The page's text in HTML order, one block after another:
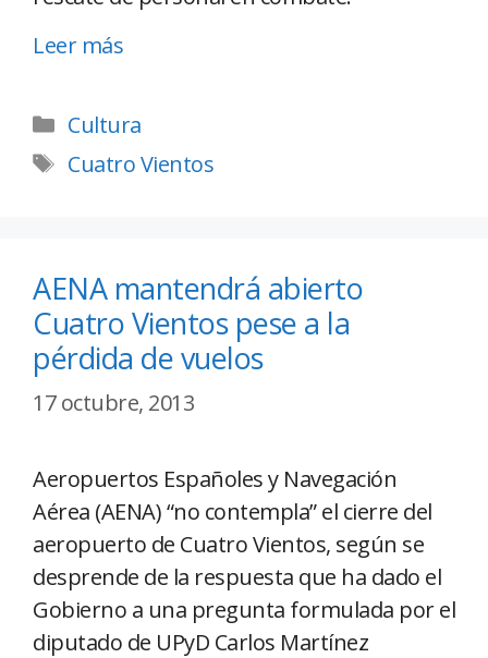
Leer más
Cultura
Cuatro Vientos
AENA mantendrá abierto
Cuatro Vientos pese a la
pérdida de vuelos
17 octubre, 2013
Aeropuertos Españoles y Navegación
Aérea (AENA) “no contempla” el cierre del
aeropuerto de Cuatro Vientos, según se
desprende de la respuesta que ha dado el
Gobierno a una pregunta formulada por el
diputado de UPyD Carlos Martínez